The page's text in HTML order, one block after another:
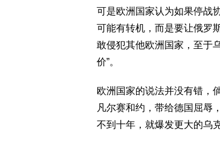
可是欧洲国家认为如果停战
可能有转机，而是要让俄罗
敢侵犯其他欧洲国家，至于
价”。
欧洲国家的说法并没有错，
凡尔赛和约，带给德国屈辱
不到十年，就爆发更大的乌